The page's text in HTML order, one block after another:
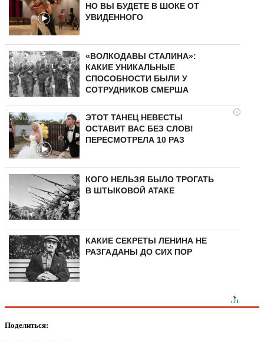
НО ВЫ БУДЕТЕ В ШОКЕ ОТ
УВИДЕННОГО
«ВОЛКОДАВЫ СТАЛИНА»:
КАКИЕ УНИКАЛЬНЫЕ
СПОСОБНОСТИ БЫЛИ У
СОТРУДНИКОВ СМЕРША
i
ЭТОТ ТАНЕЦ НЕВЕСТЫ
ОСТАВИТ ВАС БЕЗ СЛОВ!
ПЕРЕСМОТРЕЛА 10 РАЗ
КОГО НЕЛЬЗЯ БЫЛО ТРОГАТЬ
В ШТЫКОВОЙ АТАКЕ
КАКИЕ СЕКРЕТЫ ЛЕНИНА НЕ
РАЗГАДАНЫ ДО СИХ ПОР
Поделиться: